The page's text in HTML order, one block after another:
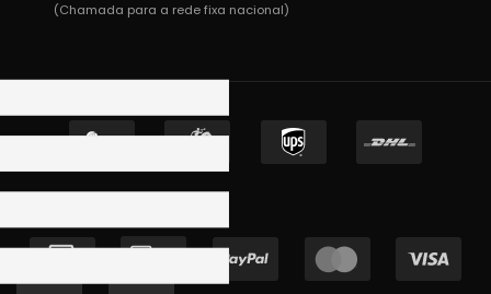
(Chamada para a rede fixa nacional)